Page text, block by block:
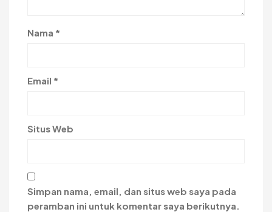
Nama *
Email *
Situs Web
Simpan nama, email, dan situs web saya pada
peramban ini untuk komentar saya berikutnya.